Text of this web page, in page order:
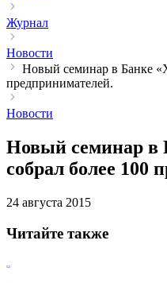
Журнал
Новости
Новый семинар в Банке
предпринимателей.
Новости
Новый семинар в
собрал более 100
24 августа 2015
Читайте также